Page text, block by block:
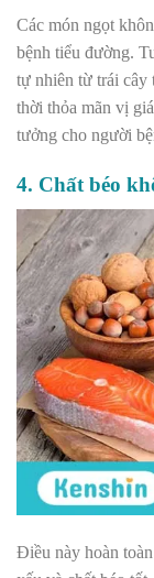
Các món ngọt
bệnh tiểu đường.
tự nhiên từ trái cây
thời thỏa mãn vị
tưởng cho người
4. Chất béo
Điều này hoàn